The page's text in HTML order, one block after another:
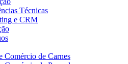
Técnicas
e CRM
Comércio de Carnes